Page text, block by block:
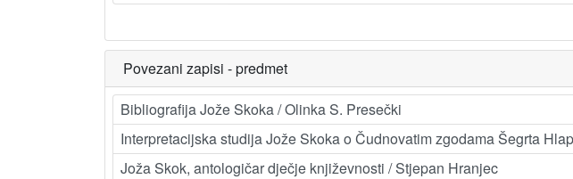
Povezani zapisi - predmet
Bibliografija Jože Skoka / Olinka S. Presečki
Interpretacijska studija Jože Skoka o Čudnovatim zgodama Šegrta
Joža Skok, antologičar dječje književnosti / Stjepan Hranjec